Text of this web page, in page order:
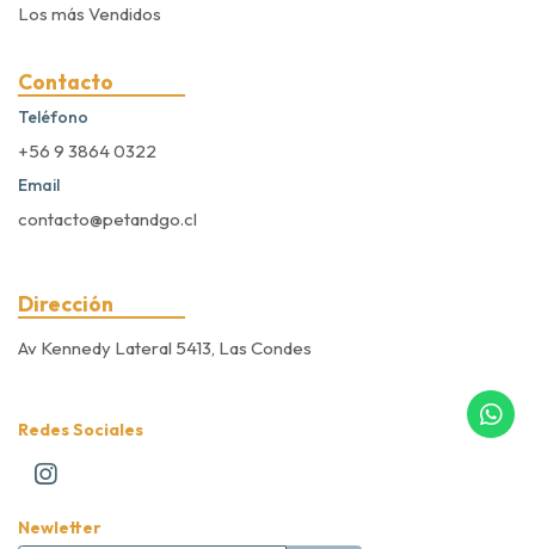
Los más Vendidos
Contacto
Teléfono
+56 9 3864 0322
Email
contacto@petandgo.cl
Dirección
Av Kennedy Lateral 5413, Las Condes
Redes Sociales
Newletter